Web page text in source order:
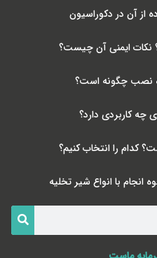
از آن در دکوراسیون
نکات ایمنی آن چیست؟
نصب چگونه است؟
کدام را انتخاب کنیم؟
با انواع شیر تخلیه